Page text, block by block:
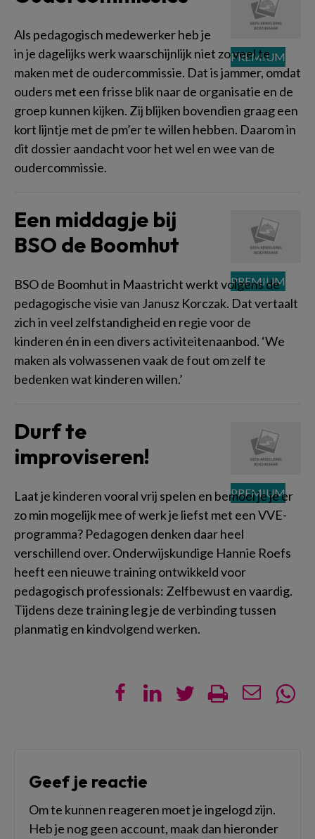
Als pedagogisch medewerker heb je
in je dagelijks werk waarschijnlijk niet zo veel te
maken met de oudercommissie. Dat is jammer, omdat
ouders met een frisse blik naar de organisatie en de
groep kunnen kijken. Zij blijken bovendien graag een
kort lijntje met de pm’er te willen hebben. Daarom in
dit dossier aandacht voor het wel en wee van de
oudercommissie.
Een middagje bij
BSO de Boomhut
BSO de Boomhut in Maastricht werkt volgens de
pedagogische visie van Janusz Korczak. Dat vertaalt
zich in veel zelfstandigheid en regie voor de
kinderen én in een divers activiteitenaanbod. ‘We
maken als volwassenen vaak de fout om zelf te
bedenken wat kinderen willen.’
Durf te
improviseren!
Laat je kinderen vooral vrij spelen en bemoei je je er
zo min mogelijk mee of werk je liefst met een VVE-
programma? Pedagogen denken daar heel
verschillend over. Onderwijskundige Hannie Roefs
heeft een nieuwe training ontwikkeld voor
pedagogisch professionals: Zelfbewust en vaardig.
Tijdens deze training leg je de verbinding tussen
planmatig en kindvolgend werken.
Geef je reactie
Om te kunnen reageren moet je ingelogd zijn.
Heb je nog geen account, maak dan hieronder